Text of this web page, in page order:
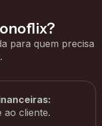
para quem precisa
ao cliente.